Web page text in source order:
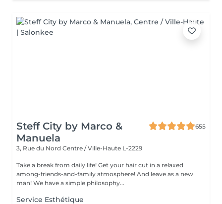
Steff City by Marco &
Manuela
655
3, Rue du Nord Centre / Ville-Haute L-2229
Take a break from daily life! Get your hair cut in a relaxed
among-friends-and-family atmosphere! And leave as a new
man! We have a simple philosophy...
Service Esthétique